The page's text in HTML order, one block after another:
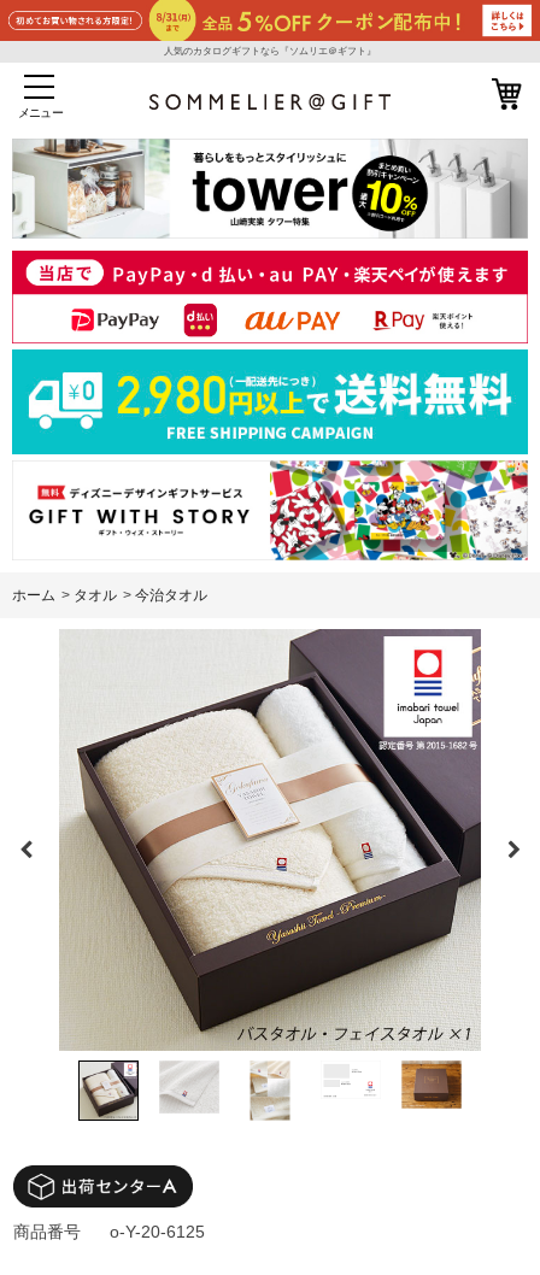
人気のカタログギフトなら『ソムリエ＠ギフト』
メニュー
ホーム > タオル > 今治タオル
商品番号 o-Y-20-6125